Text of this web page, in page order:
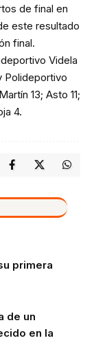
de final en
este resultado
final.
Videla
Polideportivo
13; Asto 11;
4.
primera
de un
en la